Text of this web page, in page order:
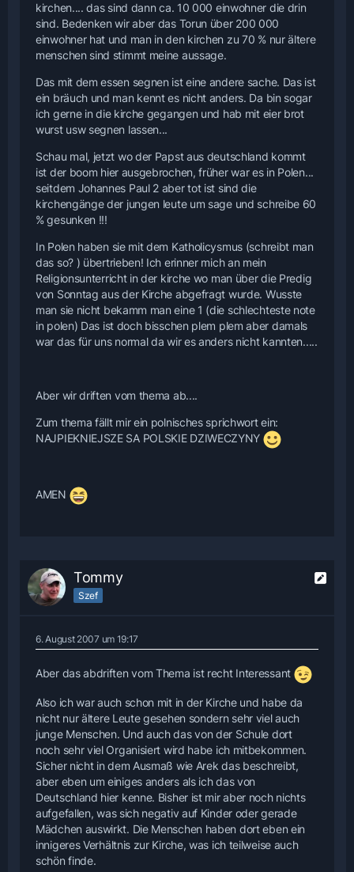
kirchen.... das sind dann ca. 10 000 einwohner die drin
sind. Bedenken wir aber das Torun über 200 000
einwohner hat und man in den kirchen zu 70 % nur ältere
menschen sind stimmt meine aussage.
Das mit dem essen segnen ist eine andere sache. Das ist
ein bräuch und man kennt es nicht anders. Da bin sogar
ich gerne in die kirche gegangen und hab mit eier brot
wurst usw segnen lassen...
Schau mal, jetzt wo der Papst aus deutschland kommt
ist der boom hier ausgebrochen, früher war es in Polen...
seitdem Johannes Paul 2 aber tot ist sind die
kirchengänge der jungen leute um sage und schreibe 60
% gesunken !!!
In Polen haben sie mit dem Katholicysmus (schreibt man
das so? ) übertrieben! Ich erinner mich an mein
Religionsunterricht in der kirche wo man über die Predig
von Sonntag aus der Kirche abgefragt wurde. Wusste
man sie nicht bekamm man eine 1 (die schlechteste note
in polen) Das ist doch bisschen plem plem aber damals
war das für uns normal da wir es anders nicht kannten.....
Aber wir driften vom thema ab....
Zum thema fällt mir ein polnisches sprichwort ein:
NAJPIEKNIEJSZE SA POLSKIE DZIWECZYNY
AMEN
Tommy
Szef
6. August 2007 um 19:17
Aber das abdriften vom Thema ist recht Interessant
Also ich war auch schon mit in der Kirche und habe da
nicht nur ältere Leute gesehen sondern sehr viel auch
junge Menschen. Und auch das von der Schule dort
noch sehr viel Organisiert wird habe ich mitbekommen.
Sicher nicht in dem Ausmaß wie Arek das beschreibt,
aber eben um einiges anders als ich das von
Deutschland hier kenne. Bisher ist mir aber noch nichts
aufgefallen, was sich negativ auf Kinder oder gerade
Mädchen auswirkt. Die Menschen haben dort eben ein
innigeres Verhältnis zur Kirche, was ich teilweise auch
schön finde.